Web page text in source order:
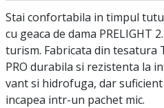
Stai confortabila in timpul
cu geaca de dama PRELIGHT
turism. Fabricata din tesatura
PRO durabila si rezistenta la
vant si hidrofuga, dar
incapea intr-un pachet mic.